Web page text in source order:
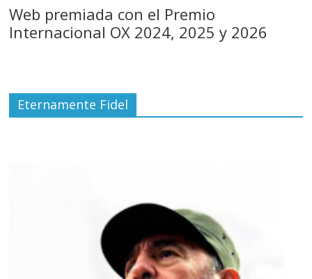
Web premiada con el Premio
Internacional OX 2024, 2025 y 2026
Eternamente Fidel